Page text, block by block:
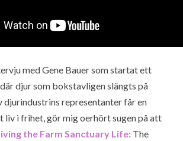
med Gene Bauer som startat ett
djur som bokstavligen slängts på
djurindustrins representanter får en
liv i frihet, gör mig oerhört sugen på att
the Farm Sanctuary Life: The